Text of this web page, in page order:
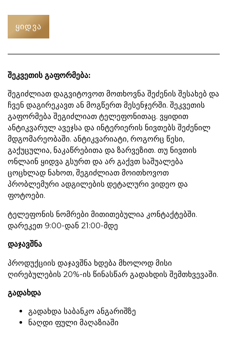
ᲧᲘᲓᲕᲐ
შეკვეთის გაფორმება:
შეგიძლიათ დაგვიტოვოთ მოთხოვნა შეძენის შესახებ და
ჩვენ დაგირეკავთ ან მოგწერთ მესენჯერში. შეკვეთის
გაფორმება შეგიძლიათ ტელეფონითაც. ვყიდით
ანტიკვარულ ავეჯსა და ინტერიერის ნივთებს შეძენილ
მდგომარეობაში. ანტიკვარიატი, როგორც წესი,
გაქუცულია, ნაკაწრებითა და ზარვეზით. თუ ნივთის
ონლაინ ყიდვა გსურთ და არ გაქვთ საშუალება
ცოცხლად ნახოთ, შეგიძლიათ მოითხოვოთ
პრობლემური ადგილების დეტალური ვიდეო და
ფოტოები.
ტელეფონის ნომრები მითითებულია კონტაქტებში.
დარეკეთ 9:00-დან 21:00-მდე
დაჯავშნა
პროდუქციის დაჯავშნა ხდება მხოლოდ მისი
ღირებულების 20%-ის წინასწარ გადახდის შემთხვევაში.
გადახდა
გადახდა საბანკო ანგარიშზე
ნაღდი ფული მაღაზიაში